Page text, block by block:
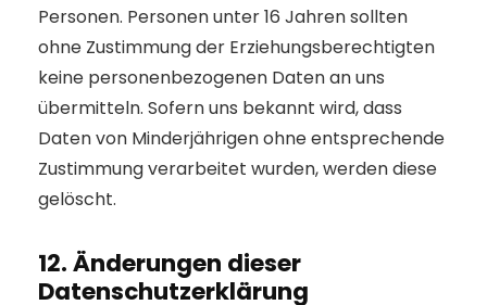
Personen. Personen unter 16 Jahren sollten
ohne Zustimmung der Erziehungsberechtigten
keine personenbezogenen Daten an uns
übermitteln. Sofern uns bekannt wird, dass
Daten von Minderjährigen ohne entsprechende
Zustimmung verarbeitet wurden, werden diese
gelöscht.
12. Änderungen dieser
Datenschutzerklärung